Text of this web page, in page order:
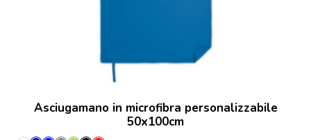
Asciugamano in microfibra personalizzabile
50x100cm